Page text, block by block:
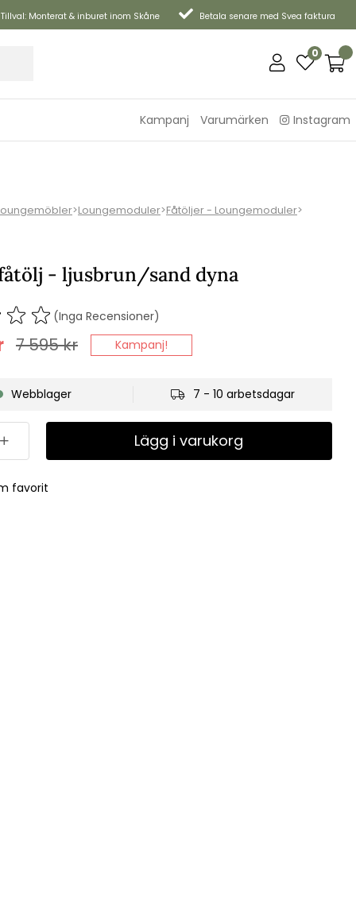
Tillval: Monterat & inburet inom Skåne Betala senare med Svea faktura
0
Kampanj Varumärken Instagram
>Loungemoduler>Fåtöljer - Loungemoduler>
- ljusbrun/sand dyna
(Inga Recensioner)
7 595kr Kampanj!
Webblager 7 - 10 arbetsdagar
Lägg i varukorg
favorit